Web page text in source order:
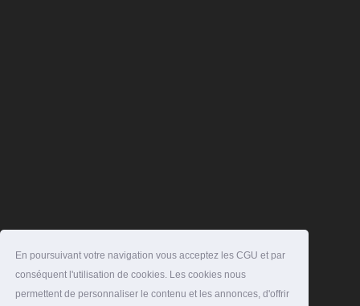
En poursuivant votre navigation vous acceptez les CGU et par
conséquent l'utilisation de cookies. Les cookies nous
permettent de personnaliser le contenu et les annonces, d'offrir